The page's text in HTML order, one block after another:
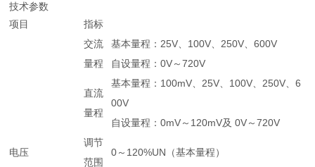
技术参数
项目
指标
电压
交流
量程
基本量程：25V、100V、250V、600V
自设量程：0V～720V
直流
量程
基本量程：100mV、25V、100V、250V、6
00V
自设量程：0mV～120mV及 0V～720V
调节
范围
0～120%UN（基本量程）